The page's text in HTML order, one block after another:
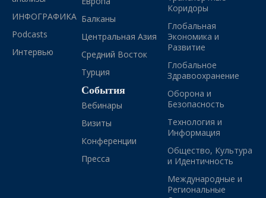
ИНФОГРАФИКА
Podcasts
Интервью
Балканы
Центральная Азия
Средний Восток
Турция
События
Вебинары
Визиты
Конференции
Пресса
Коридоры
Глобальная
Экономика и
Развитие
Глобальное
Здравоохранение
Оборона и
Безопасность
Технология и
Информация
Общество, Культура
и Идентичность
Международные и
Региональные